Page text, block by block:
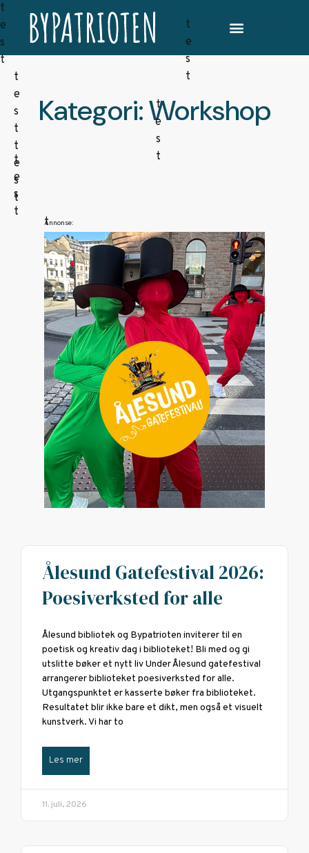
Kategori: Workshop
Annonse:
Ålesund Gatefestival 2026:
Poesiverksted for alle
Ålesund bibliotek og Bypatrioten inviterer til en
poetisk og kreativ dag i biblioteket! Bli med og gi
utslitte bøker et nytt liv Under Ålesund gatefestival
arrangerer biblioteket poesiverksted for alle.
Utgangspunktet er kasserte bøker fra biblioteket.
Resultatet blir ikke bare et dikt, men også et visuelt
kunstverk. Vi har to
Les mer
11. juli, 2026